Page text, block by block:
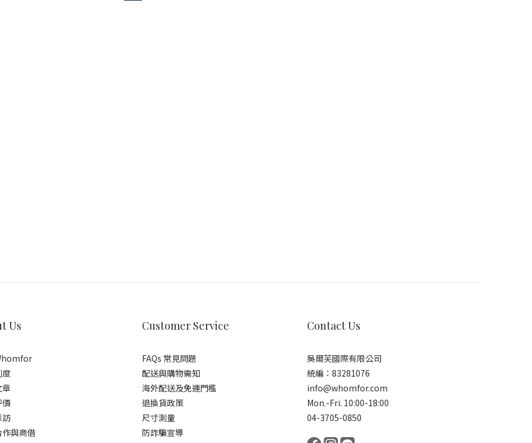
Us
度
訪
與商借
Customer Service
FAQs 常見問題
配送與購物需知
海外配送及免運門檻
退換貨政策
尺寸測量
防詐騙宣導
Contact Us
吳爾芙國際有限公司
統編：83281076
info@whomfor.com
Mon.-Fri. 10:00-18:00
04-3705-0850